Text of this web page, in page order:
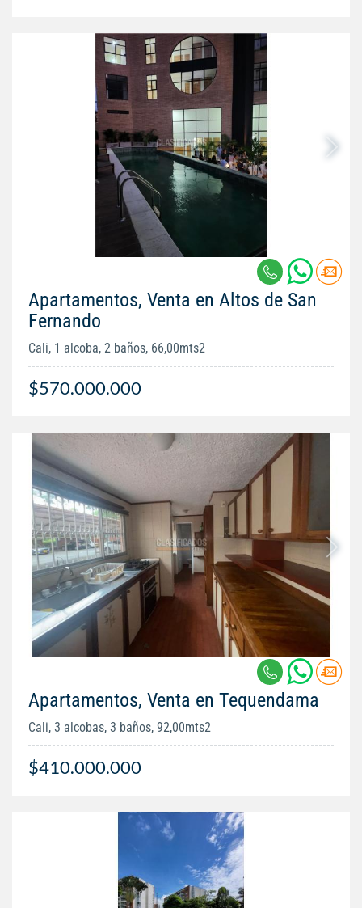
Apartamentos, Venta en Altos de San
Fernando
Cali, 1 alcoba, 2 baños, 66,00mts2
$570.000.000
Apartamentos, Venta en Tequendama
Cali, 3 alcobas, 3 baños, 92,00mts2
$410.000.000